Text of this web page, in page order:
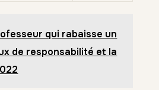
qui rabaisse un
de responsabilité et la